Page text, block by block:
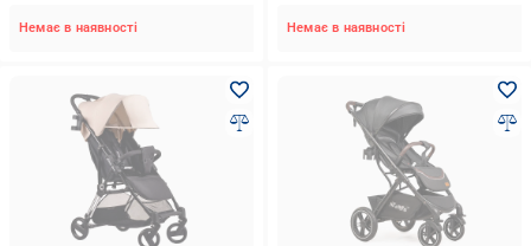
Немає в наявності Немає в наявності